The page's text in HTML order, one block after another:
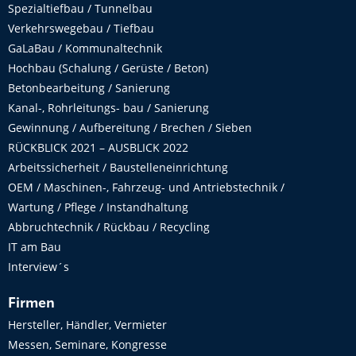
Spezialtiefbau / Tunnelbau
Verkehrswegebau / Tiefbau
GaLaBau / Kommunaltechnik
Hochbau (Schalung / Gerüste / Beton)
Betonbearbeitung / Sanierung
Kanal-, Rohrleitungs- bau / Sanierung
Gewinnung / Aufbereitung / Brechen / Sieben
RÜCKBLICK 2021 – AUSBLICK 2022
Arbeitssicherheit / Baustelleneinrichtung
OEM / Maschinen-, Fahrzeug- und Antriebstechnik /
Wartung / Pflege / Instandhaltung
Abbruchtechnik / Rückbau / Recycling
IT am Bau
Interview´s
Firmen
Hersteller, Händler, Vermieter
Messen, Seminare, Kongresse